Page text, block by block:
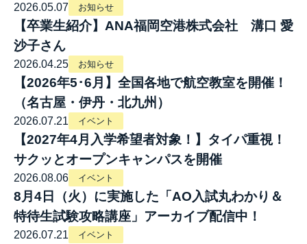
2026.05.07 お知らせ
【卒業生紹介】ANA福岡空港株式会社 溝口 愛
沙子さん
2026.04.25 お知らせ
【2026年5･6月】全国各地で航空教室を開催！
（名古屋・伊丹・北九州）
2026.07.21 イベント
【2027年4月入学希望者対象！】タイパ重視！
サクッとオープンキャンパスを開催
2026.08.06 イベント
8月4日（火）に実施した「AO入試丸わかり＆
特待生試験攻略講座」アーカイブ配信中！
2026.07.21 イベント